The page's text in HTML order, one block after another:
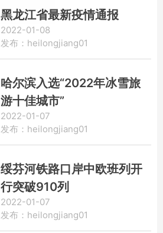
黑龙江省最新疫情通报
2022-01-08
发布：heilongjiang01
哈尔滨入选“2022年冰雪旅
游十佳城市”
2022-01-07
发布：heilongjiang01
绥芬河铁路口岸中欧班列开
行突破910列
2022-01-07
发布：heilongjiang01